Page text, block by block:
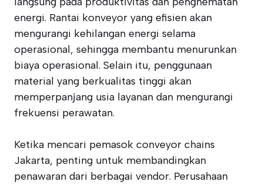
energi. Rantai konveyor yang efisien akan
mengurangi kehilangan energi selama
operasional, sehingga membantu menurunkan
biaya operasional. Selain itu, penggunaan
material yang berkualitas tinggi akan
memperpanjang usia layanan dan mengurangi
frekuensi perawatan.
Ketika mencari pemasok conveyor chains
Jakarta, penting untuk membandingkan
penawaran dari berbagai vendor. Perusahaan